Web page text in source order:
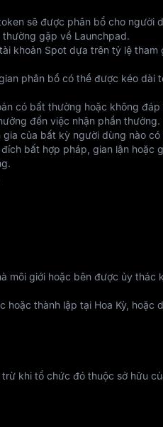
sẽ được phân bổ cho người
gặp về Launchpad.
khoản Spot dựa trên tỷ lệ tham
phân bổ có thể được kéo dài
có bất thường hoặc không đáp
đến việc nhận phần thưởng.
của bất kỳ người dùng nào có
bất hợp pháp, gian lận hoặc
môi giới hoặc bên được ủy thác
thành lập tại Hoa Kỳ, hoặc
khi tổ chức đó thuộc sở hữu